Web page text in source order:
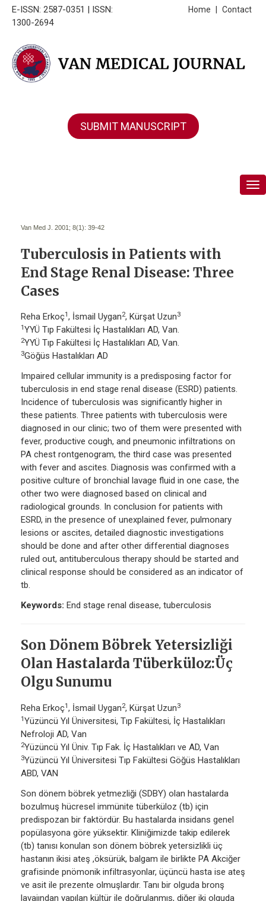
E-ISSN: 2587-0351 | ISSN:
1300-2694
Contact
Home
SUBMIT MANUSCRIPT
Van Med J. 2001; 8(1): 39-42
Tuberculosis in Patients with
End Stage Renal Disease: Three
Cases
Reha Erkoç1, İsmail Uygan2, Kürşat Uzun3
1YYÜ Tıp Fakültesi İç Hastalıkları AD, Van.
2YYÜ Tıp Fakültesi İç Hastalıkları AD, Van.
3Göğüs Hastalıkları AD
Impaired cellular immunity is a predisposing factor for
tuberculosis in end stage renal disease (ESRD) patients.
Incidence of tuberculosis was significantly higher in
these patients. Three patients with tuberculosis were
diagnosed in our clinic; two of them were presented with
fever, productive cough, and pneumonic infiltrations on
PA chest rontgenogram, the third case was presented
with fever and ascites. Diagnosis was confirmed with a
positive culture of bronchial lavage fluid in one case, the
other two were diagnosed based on clinical and
radiological grounds. In conclusion for patients with
ESRD, in the presence of unexplained fever, pulmonary
lesions or ascites, detailed diagnostic investigations
should be done and after other differential diagnoses
ruled out, antituberculous therapy should be started and
clinical response should be considered as an indicator of
tb.
Keywords: End stage renal disease, tuberculosis
Son Dönem Böbrek Yetersizliği
Olan Hastalarda Tüberküloz:Üç
Olgu Sunumu
Reha Erkoç1, İsmail Uygan2, Kürşat Uzun3
1Yüzüncü Yıl Üniversitesi, Tıp Fakültesi, İç Hastalıkları
Nefroloji AD, Van
2Yüzüncü Yıl Üniv. Tıp Fak. İç Hastalıkları ve AD, Van
3Yüzüncü Yıl Üniversitesi Tıp Fakültesi Göğüs Hastalıkları
ABD, VAN
Son dönem böbrek yetmezliği (SDBY) olan hastalarda
bozulmuş hücresel immünite tüberküloz (tb) için
predispozan bir faktördür. Bu hastalarda insidans genel
popülasyona göre yüksektir. Kliniğimizde takip edilerek
(tb) tanısı konulan son dönem böbrek yetersizlikli üç
hastanın ikisi ateş ,öksürük, balgam ile birlikte PA Akciğer
grafisinde pnömonik infiltrasyonlar, üçüncü hasta ise ateş
ve asit ile prezente olmuşlardır. Tanı bir olguda bronş
lavajından yapılan kültür ile doğrulanmış, diğer iki olguda